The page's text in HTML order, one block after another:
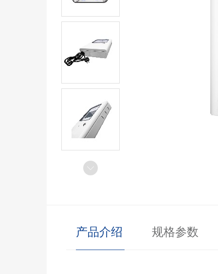
产品介绍 规格参数